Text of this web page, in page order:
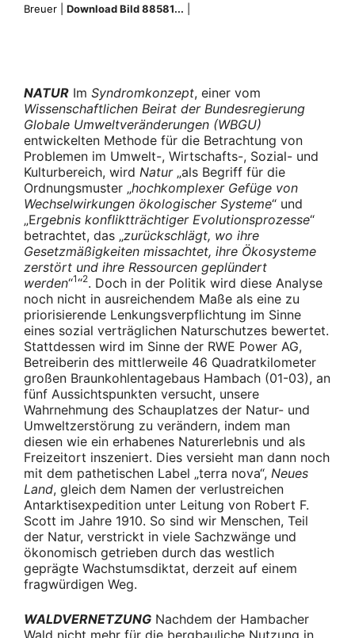
Breuer | Download Bild 88581...
NATUR Im Syndromkonzept, einer vom
Wissenschaftlichen Beirat der Bundesregierung
Globale Umweltveränderungen (WBGU)
entwickelten Methode für die Betrachtung von
Problemen im Umwelt-, Wirtschafts-, Sozial- und
Kulturbereich, wird Natur„als Begriff für die
Ordnungsmuster „hochkomplexer Gefüge von
Wechselwirkungen ökologischer Systeme“ und
„Ergebnis konfliktträchtiger Evolutionsprozesse“
betrachtet, das „zurückschlägt, wo ihre
Gesetzmäßigkeiten missachtet, ihre Ökosysteme
zerstört und ihre Ressourcen geplündert
werden“1“2. Doch in der Politik wird diese Analyse
noch nicht in ausreichendem Maße als eine zu
priorisierende Lenkungsverpflichtung im Sinne
eines sozial verträglichen Naturschutzes bewertet.
Stattdessen wird im Sinne der RWE Power AG,
Betreiberin des mittlerweile 46 Quadratkilometer
großen Braunkohlentagebaus Hambach (01-03), an
fünf Aussichtspunkten versucht, unsere
Wahrnehmung des Schauplatzes der Natur- und
Umweltzerstörung zu verändern, indem man
diesen wie ein erhabenes Naturerlebnis und als
Freizeitort inszeniert. Dies versieht man dann noch
mit dem pathetischen Label „terra nova“, Neues
Land, gleich dem Namen der verlustreichen
Antarktisexpedition unter Leitung von Robert F.
Scott im Jahre 1910. So sind wir Menschen, Teil
der Natur, verstrickt in viele Sachzwänge und
ökonomisch getrieben durch das westlich
geprägte Wachstumsdiktat, derzeit auf einem
fragwürdigen Weg.
WALDVERNETZUNG Nachdem der Hambacher
Wald nicht mehr für die bergbauliche Nutzung in